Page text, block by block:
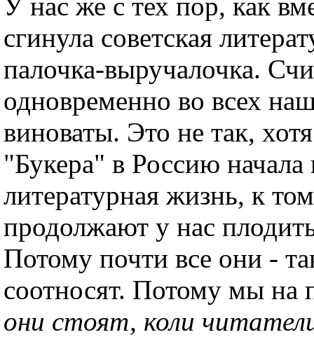
сгинула советская
палочка-выручалочка.
одновременно во всех
виноваты. Это не так,
"Букера" в Россию начала
литературная жизнь, к
продолжают у нас
Потому почти все они -
соотносят. Потому мы на
они стоят, коли